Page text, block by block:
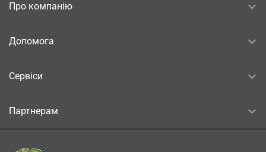
Про компанію
Допомога
Сервіси
Партнерам